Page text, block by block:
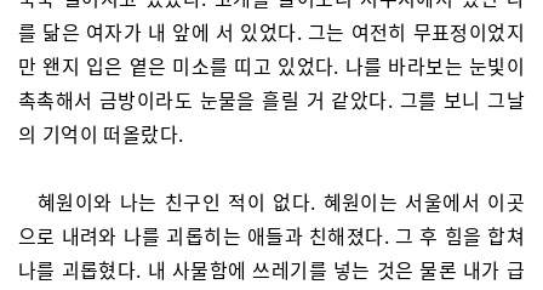
를 닮은 여자가 내 앞에 서 있었다. 그는 여전히 무표정이었지
만 왠지 입은 옅은 미소를 띠고 있었다. 나를 바라보는 눈빛이
촉촉해서 금방이라도 눈물을 흘릴 거 같았다. 그를 보니 그날
의 기억이 떠올랐다.
혜원이와 나는 친구인 적이 없다. 혜원이는 서울에서 이곳
으로 내려와 나를 괴롭히는 애들과 친해졌다. 그 후 힘을 합쳐
나를 괴롭혔다. 내 사물함에 쓰레기를 넣는 것은 물론 내가 급